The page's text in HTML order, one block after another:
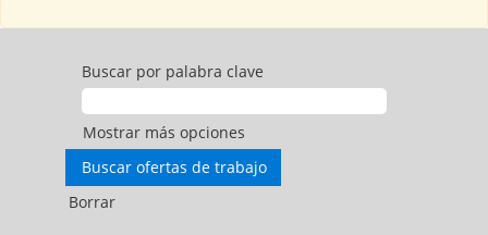
Buscar por palabra clave
Mostrar más opciones
Borrar